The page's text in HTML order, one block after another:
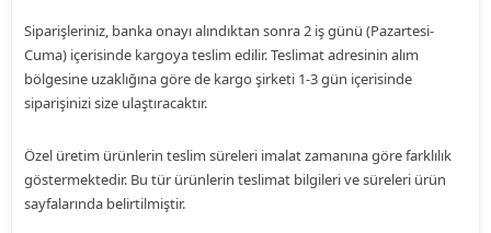
Siparişleriniz, banka onayı alındıktan sonra 2 iş günü (Pazartesi-
Cuma) içerisinde kargoya teslim edilir. Teslimat adresinin alım
bölgesine uzaklığına göre de kargo şirketi 1-3 gün içerisinde
siparişinizi size ulaştıracaktır.
Özel üretim ürünlerin teslim süreleri imalat zamanına göre farklılık
göstermektedir. Bu tür ürünlerin teslimat bilgileri ve süreleri ürün
sayfalarında belirtilmiştir.